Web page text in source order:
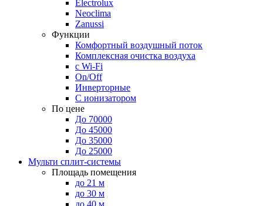
Electrolux
Neoclima
Zanussi
Функции
Комфортный воздушный поток
Комплексная очистка воздуха
с Wi-Fi
On/Off
Инверторные
С ионизатором
По цене
До 70000
До 45000
До 35000
До 25000
Мульти сплит-системы
Площадь помещения
до 21 м
до 30 м
до 40 м